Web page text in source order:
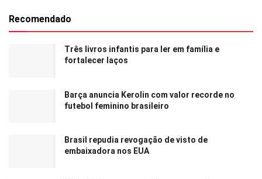
Recomendado
Três livros infantis para ler em família e
fortalecer laços
Barça anuncia Kerolin com valor recorde no
futebol feminino brasileiro
Brasil repudia revogação de visto de
embaixadora nos EUA